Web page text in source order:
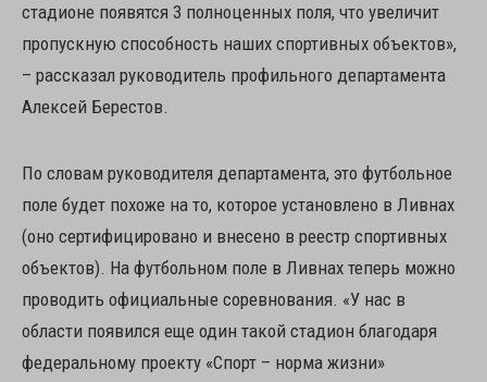
стадионе появятся 3 полноценных поля, что увеличит
пропускную способность наших спортивных объектов»,
– рассказал руководитель профильного департамента
Алексей Берестов.
По словам руководителя департамента, это футбольное
поле будет похоже на то, которое установлено в Ливнах
(оно сертифицировано и внесено в реестр спортивных
объектов). На футбольном поле в Ливнах теперь можно
проводить официальные соревнования. «У нас в
области появился еще один такой стадион благодаря
федеральному проекту «Спорт – норма жизни»